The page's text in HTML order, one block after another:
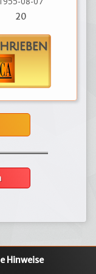
20
Hinweise